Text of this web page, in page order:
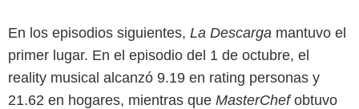
En los episodios siguientes, La Descarga mantuvo el
primer lugar. En el episodio del 1 de octubre, el
reality musical alcanzó 9.19 en rating personas y
21.62 en hogares, mientras que MasterChefobtuvo